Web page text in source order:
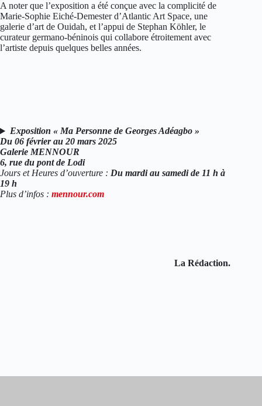
A noter que l’exposition a été conçue avec la complicité de
Marie-Sophie Eiché-Demester d’Atlantic Art Space, une
galerie d’art de Ouidah, et l’appui de Stephan Köhler, le
curateur germano-béninois qui collabore étroitement avec
l’artiste depuis quelques belles années.
Exposition « Ma Personne de Georges Adéagbo »
Du 06 février au 20 mars 2025
Galerie MENNOUR
6, rue du pont de Lodi
Jours et Heures d’ouverture : Du mardi au samedi de 11 h à
19 h
Plus d’infos : mennour.com
La Rédaction.